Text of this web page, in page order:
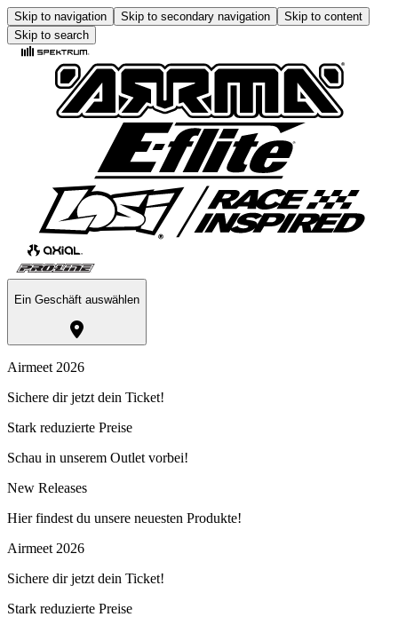
Skip to navigation Skip to secondary navigation
Skip to content
Skip to search
Ein Geschäft auswählen
Airmeet 2026
Sichere dir jetzt dein Ticket!
Stark reduzierte Preise
Schau in unserem Outlet vorbei!
New Releases
Hier findest du unsere neuesten Produkte!
Airmeet 2026
Sichere dir jetzt dein Ticket!
Stark reduzierte Preise